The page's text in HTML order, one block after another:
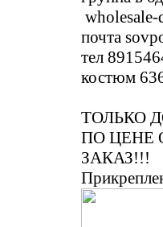
wholesale-
почта
тел
костюм
ТОЛЬКО
ПО ЦЕНЕ
ЗАКАЗ!!!